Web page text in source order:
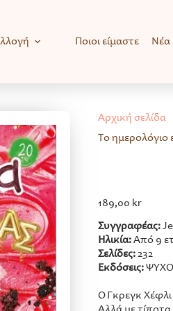
Ποιοι είμαστε Νέα
Αρχική σελίδα
Το ημερολόγιο
189,00 kr
Συγγραφέας:
Ηλικία:Από 9
Σελίδες:232
Εκδόσεις:
Ο Γκρεγκ Χέφλι